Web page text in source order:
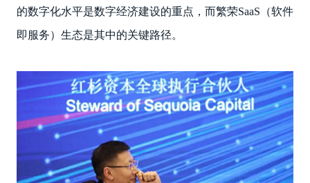
的数字化水平是数字经济建设的重点，而繁荣SaaS（软件
即服务）生态是其中的关键路径。